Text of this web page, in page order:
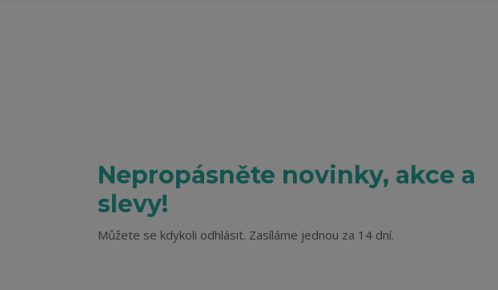
Nepropásněte novinky, akce a
slevy!
Můžete se kdykoli odhlásit. Zasíláme jednou za 14 dní.